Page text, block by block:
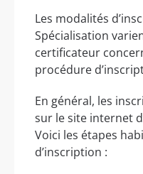
Les modalités
Spécialisation
certificateur
procédure
En général, les
sur le site internet
Voici les étapes
d’inscription :